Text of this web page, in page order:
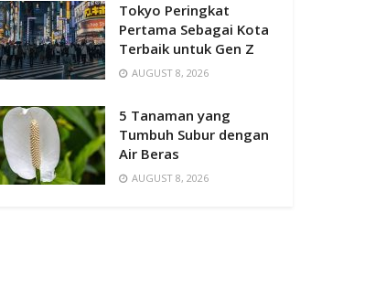
Tokyo Peringkat
Pertama Sebagai Kota
Terbaik untuk Gen Z
AUGUST 8, 2026
5 Tanaman yang
Tumbuh Subur dengan
Air Beras
AUGUST 8, 2026